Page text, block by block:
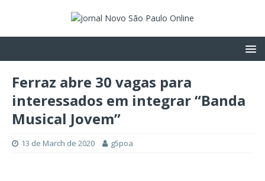
Ferraz abre 30 vagas para
interessados em integrar “Banda
Musical Jovem”
13 de March de 2020 g5poa